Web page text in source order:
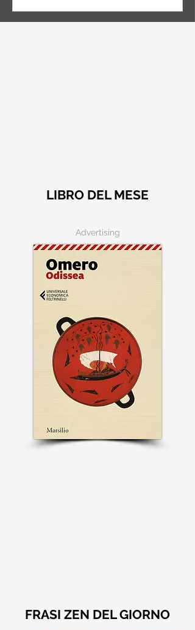
LIBRO DEL MESE
Advertising
FRASI ZEN DEL GIORNO